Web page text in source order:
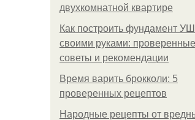
двухкомнатной квартире
Как построить фундамент
своими руками: проверенные
советы и рекомендации
Время варить брокколи: 5
проверенных рецептов
Народные рецепты от